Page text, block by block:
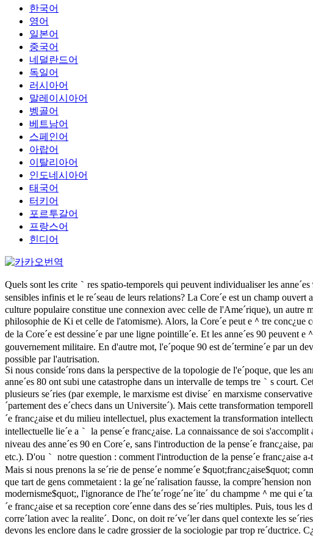
한국어
영어
일본어
중국어
네덜란드어
독일어
러시아어
말레이시아어
벵골어
베트남어
스페인어
아랍어
이탈리아어
인도네시아어
태국어
터키어
포르투갈어
프랑스어
힌디어
Quels sont les crite｀res spatio-temporels qui peuvent individualiser les
sensibles infinis et le re´seau de leurs relations? La Core´e est un champ
culture populaire constitue une connexion avec celle de l'Ame´rique), un autre
philosophie de Ki et celle de l'atomisme). Alors, la Core´e peut e＾tre conc¿ue
de la Core´e est dessine´e par une ligne pointille´e. Et les anne´es 90 peuvent
gouvernement militaire. En d'autre mot, l'e´poque 90 est de´termine´e par un
possible par l'autrisation.
Si nous conside´rons dans la perspective de la topologie de l'e´poque, que les
anne´es 80 ont subi une catastrophe dans un intervalle de temps tre｀s court.
plusieurs se´ries (par exemple, le marxisme est divise´ en marxisme
´partement des e´checs dans un Universite´). Mais cette transformation
´e franc¿aise et du milieu intellectuel, plus exactement la transformation
intellectuelle lie´e a｀ la pense´e franc¿aise. La connaissance de soi
niveau des anne´es 90 en Core´e, sans l'introduction de la pense´e
etc.). D'ou｀ notre question : comment l'introduction de la pense´e franc¿aise
Mais si nous prenons la se´rie de pense´e nomme´e $quot;franc¿aise$quot;
que tart de gens commetaient : la ge´ne´ralisation fausse, la compre´hension
modernisme$quot;, l'ignorance de l'he´te´roge´ne´ite´ du champme＾me qui
´e franc¿aise et sa reception core´enne dans des se´ries multiples. Puis, tous
corre´lation avec la realite´. Donc, on doit re´ve´ler dans quel contexte les
devons les enclore dans le cadre grossier de la sociologie par trop re´ductrice.